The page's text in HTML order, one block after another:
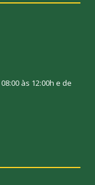
às 12:00h e de